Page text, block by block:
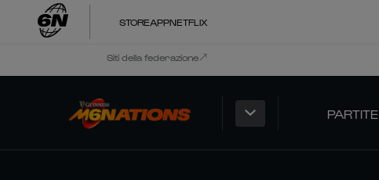
STOREAPPNETFLIX
Siti della federazione
PARTITE